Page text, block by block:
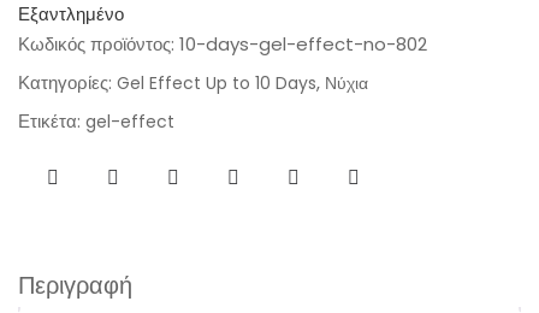
Εξαντλημένο
Κωδικός προϊόντος: 10-days-gel-effect-no-802
Κατηγορίες: Gel Effect Up to 10 Days, Νύχια
Ετικέτα: gel-effect
Περιγραφή